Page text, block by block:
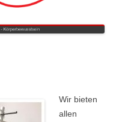
Wir bieten
allen